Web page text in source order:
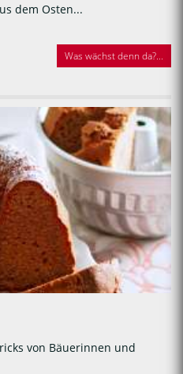
dem Osten...
Was wächst denn da?...
von Bäuerinnen und